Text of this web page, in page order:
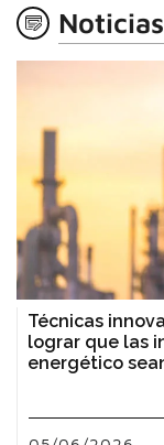
Noticias
Técnicas
lograr que las
energético